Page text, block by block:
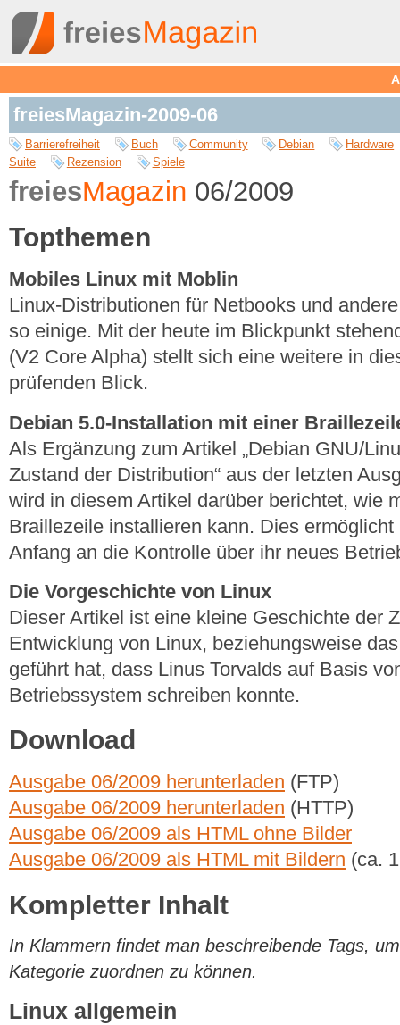
freiesMagazin-2009-06
Barrierefreiheit Buch Community Debian
Hardware
Suite
Rezension Spiele
freiesMagazin 06/2009
Topthemen
Mobiles Linux mit Moblin
Linux-Distributionen für Netbooks und
so einige. Mit der heute im Blickpunkt
(V2 Core Alpha) stellt sich eine weitere in
prüfenden Blick.
Debian 5.0-Installation mit einer
Als Ergänzung zum Artikel „Debian GNU/
Zustand der Distribution“ aus der letzten
wird in diesem Artikel darüber berichtet, wie
Braillezeile installieren kann. Dies
Anfang an die Kontrolle über ihr neues
Die Vorgeschichte von Linux
Dieser Artikel ist eine kleine Geschichte der
Entwicklung von Linux, beziehungsweise
geführt hat, dass Linus Torvalds auf Basis
Betriebssystem schreiben konnte.
Download
Ausgabe 06/2009 herunterladen (FTP)
Ausgabe 06/2009 herunterladen (HTTP)
Ausgabe 06/2009 als HTML ohne Bilder
Ausgabe 06/2009 als HTML mit Bildern (ca.
Kompletter Inhalt
In Klammern findet man beschreibende Tags,
Kategorie zuordnen zu können.
Linux allgemein